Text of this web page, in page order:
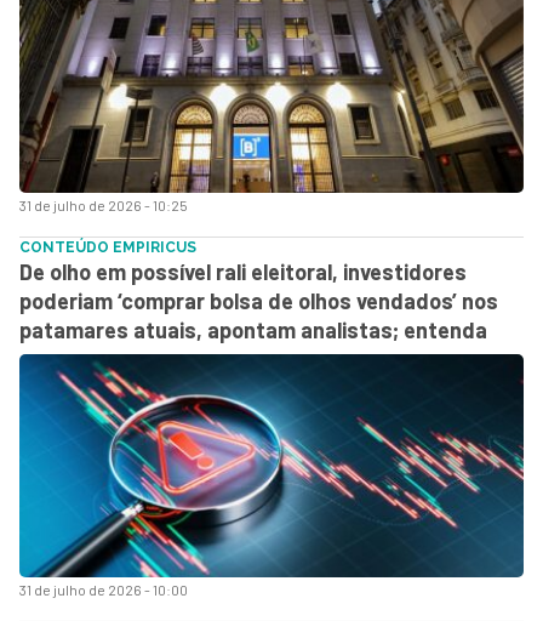
31 de julho de 2026 - 10:25
31 de julho de 2026 - 10:00
CONTEÚDO EMPIRICUS
De olho em possível rali eleitoral, investidores
poderiam ‘comprar bolsa de olhos vendados’ nos
patamares atuais, apontam analistas; entenda